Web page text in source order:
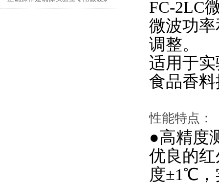
FC-2LC
微波功
调整。
适用于
食品香
性能特点：
●高精度
优良的
度±1℃，